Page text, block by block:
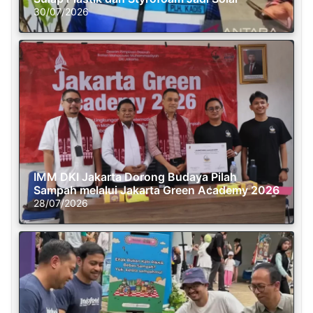
30/07/2026
IMM DKI Jakarta Dorong Budaya Pilah
Sampah melalui Jakarta Green Academy 2026
28/07/2026